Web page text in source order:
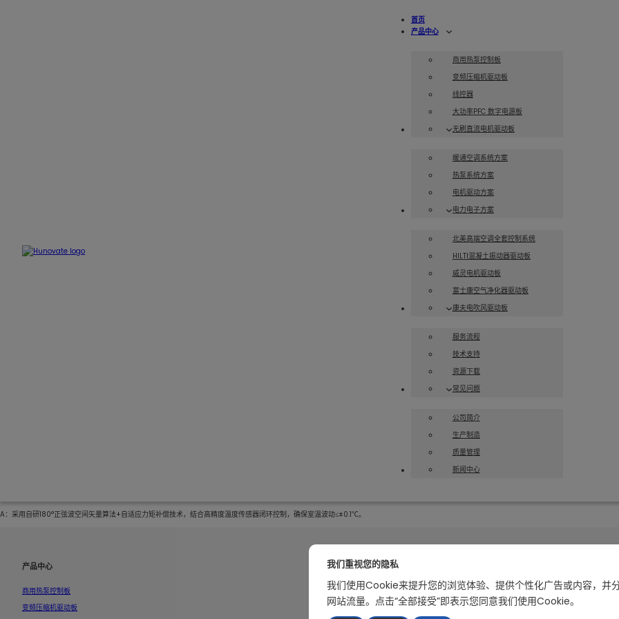
首页
产品中心
商用热泵控制板
变频压缩机驱动板
线控器
大功率PFC 数字电源板
无刷直流电机驱动板
解决方案
暖通空调系统方案
热泵系统方案
电机驱动方案
电力电子方案
案例展示
北美高端空调全套控制系统
HILTI混凝土振动器驱动板
威灵电机驱动板
富士康空气净化器驱动板
康夫电吹风驱动板
服务支持
服务流程
技术支持
资源下载
常见问题
关于华创
公司简介
生产制造
质量管理
新闻中心
联系我们
A：采用自研180°正弦波空间矢量算法+自适应力矩补偿技术，结合高精度温度传感器闭环控制，确保室温波动≤±0.1℃。
产品中心
商用热泵控制板
变频压缩机驱动板
解决方案
暖通空调系统方案
热泵系统方案
公司简介
发展历程
我们重视您的隐私
我们使用Cookie来提升您的浏览体验、提供个性化广告或内容，并
网站流量。点击“全部接受”即表示您同意我们使用Cookie。